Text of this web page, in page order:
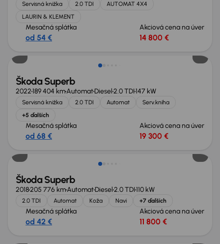
Servisná knižka 2.0 TDI
AUTOMAT 4X4
LAURIN & KLEMENT
Mesačná splátka
od 54 €
Akciová cena na úver
14 800 €
Škoda Superb
2022189 404 kmAutomatDiesel2.0 TDI147 kW
Servisná knižka 2.0 TDI Automat
Serv.kniha
+5 ďalších
Mesačná splátka
od 68 €
Akciová cena na úver
19 300 €
Zlacnené o 700 €
Škoda Superb
2018205 776 kmAutomatDiesel2.0 TDI110 kW
2.0 TDI Automat Koža Navi +7 ďalších
Mesačná splátka
od 42 €
Akciová cena na úver
11 800 €